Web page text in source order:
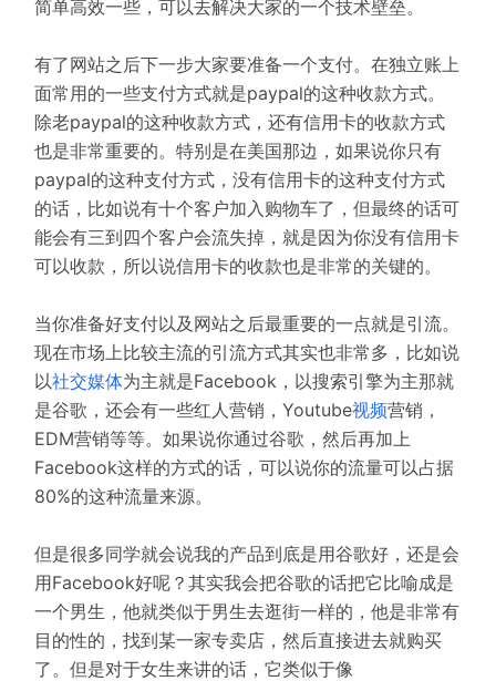
简单高效一些，可以去解决大家的一个技术壁垒。
有了网站之后下一步大家要准备一个支付。在独立账上
面常用的一些支付方式就是paypal的这种收款方式。
除老paypal的这种收款方式，还有信用卡的收款方式
也是非常重要的。特别是在美国那边，如果说你只有
paypal的这种支付方式，没有信用卡的这种支付方式
的话，比如说有十个客户加入购物车了，但最终的话可
能会有三到四个客户会流失掉，就是因为你没有信用卡
可以收款，所以说信用卡的收款也是非常的关键的。
当你准备好支付以及网站之后最重要的一点就是引流。
现在市场上比较主流的引流方式其实也非常多，比如说
以社交媒体为主就是Facebook，以搜索引擎为主那就
是谷歌，还会有一些红人营销，Youtube视频营销，
EDM营销等等。如果说你通过谷歌，然后再加上
Facebook这样的方式的话，可以说你的流量可以占据
80%的这种流量来源。
但是很多同学就会说我的产品到底是用谷歌好，还是会
用Facebook好呢？其实我会把谷歌的话把它比喻成是
一个男生，他就类似于男生去逛街一样的，他是非常有
目的性的，找到某一家专卖店，然后直接进去就购买
了。但是对于女生来讲的话，它类似于像